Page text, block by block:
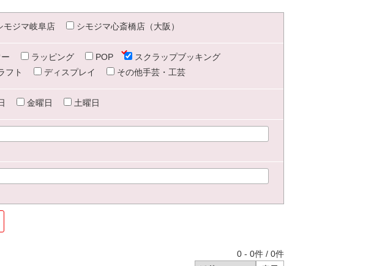
モジマ岐阜店 シモジマ心斎橋店（大阪）
ラッピング POP
スクラップブッキング
フト ディスプレイ その他手芸・工芸
金曜日 土曜日
0 - 0件 / 0件